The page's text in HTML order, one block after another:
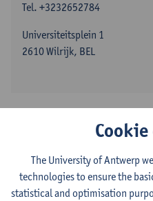
Tel. +3232652784
Universiteitsplein 1
2610 Wilrijk, BEL
Genetics, Pharmacology
Blood Vessels and Skeleton
Statute & functions
The University of Antwerp
technologies to ensure the
statistical and optimisation